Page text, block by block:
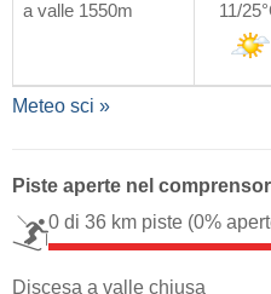
a valle 1550m
11/
Meteo sci »
Piste aperte nel
0 di 36 km piste (0%
Discesa a valle chiusa